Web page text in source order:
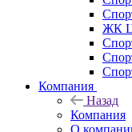
ЖК
Компания
Назад
Компания
О